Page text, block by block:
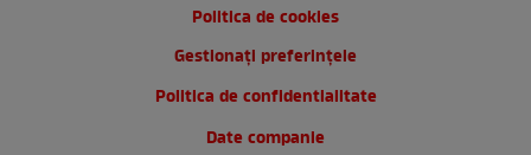
Politica de cookies
Gestionați preferințele
Politica de confidentialitate
Date companie